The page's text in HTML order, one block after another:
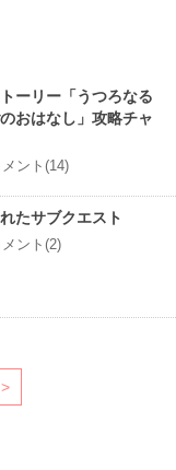
ーリー「うつろなる
おはなし」攻略チャ
ント(14)
たサブクエスト
ント(2)
>